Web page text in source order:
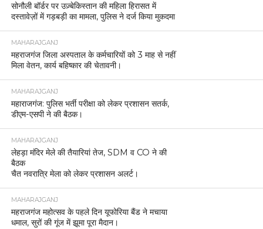
सोनौली बॉर्डर पर उज़्बेकिस्तान की महिला हिरासत में
दस्तावेज़ों में गड़बड़ी का मामला, पुलिस ने दर्ज किया मुकदमा
MAHARAJGANJ
महराजगंज जिला अस्पताल के कर्मचारियों को 3 माह से नहीं
मिला वेतन, कार्य बहिष्कार की चेतावनी।
MAHARAJGANJ
महाराजगंज: पुलिस भर्ती परीक्षा को लेकर प्रशासन सतर्क,
डीएम-एसपी ने की बैठक।
MAHARAJGANJ
लेहड़ा मंदिर मेले की तैयारियां तेज, SDM व CO ने की
बैठक
चैत नवरात्रि मेला को लेकर प्रशासन अलर्ट।
MAHARAJGANJ
महराजगंज महोत्सव के पहले दिन यूफोरिया बैंड ने मचाया
धमाल, सुरों की गूंज में झूमा पूरा मैदान।